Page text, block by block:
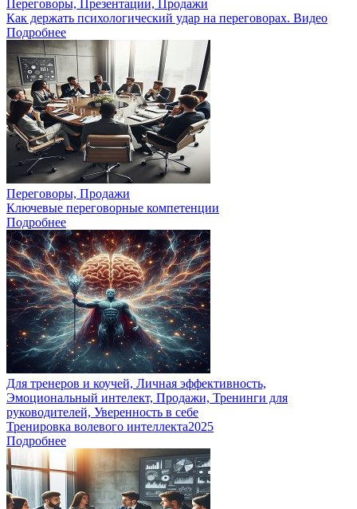
Переговоры, Презентации, Продажи
Как держать психологический удар на переговорах. Видео
Подробнее
Переговоры, Продажи
Ключевые переговорные компетенции
Подробнее
Для тренеров и коучей, Личная эффективность,
Эмоциональный интелект, Продажи, Тренинги для
руководителей, Уверенность в себе
Тренировка волевого интеллекта2025
Подробнее